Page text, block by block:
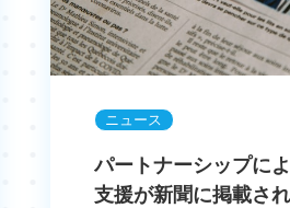
ニュース
パートナーシップに
支援が新聞に掲載さ